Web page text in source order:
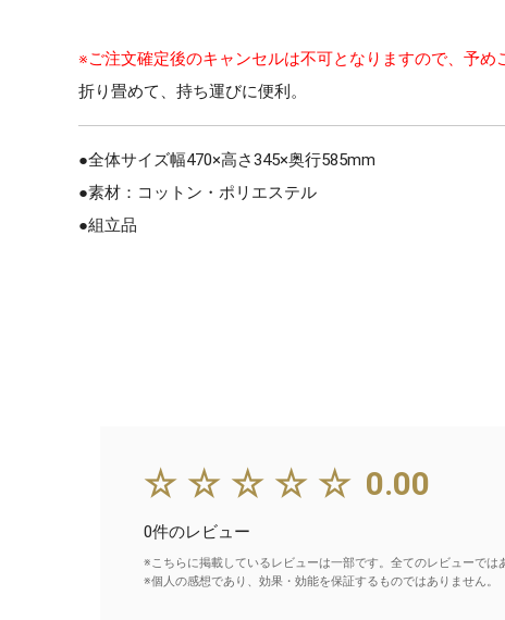
※ご注文確定後のキャンセルは不可となりますので、予め
折り畳めて、持ち運びに便利。
●全体サイズ幅470×高さ345×奥行585mm
●素材：コットン・ポリエステル
●組立品
☆☆☆☆☆ 0.00
0件のレビュー
※こちらに掲載しているレビューは一部です。全てのレビューでは
※個人の感想であり、効果・効能を保証するものではありません。